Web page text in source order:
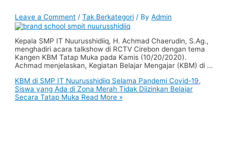
Leave a Comment /Tak Berkategori / ByAdmin
Kepala SMP IT Nuurusshidiiq, H. Achmad Chaerudin, S.Ag.,
menghadiri acara talkshow di RCTV Cirebon dengan tema
Kangen KBM Tatap Muka pada Kamis (10/20/2020).
Achmad menjelaskan, Kegiatan Belajar Mengajar (KBM) di …
KBM di SMP IT Nuurusshidiiq Selama Pandemi Covid-19,
Siswa yang Ada di Zona Merah Tidak Diizinkan Belajar
Secara Tatap Muka Read More »